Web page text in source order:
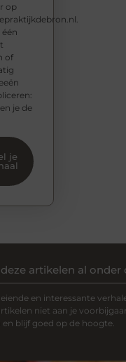
op
één
of
je de
je
artikelen al onder
en interessante
niet aan je
blijf goed op de hoogte.